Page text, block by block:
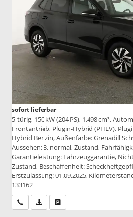
sofort lieferbar
5-türig, 150 kW (204 PS), 1.498 cm³,
Frontantrieb, Plugin-Hybrid (PHEV),
Hybrid Benzin, Außenfarbe: Grenadill
Aussehen: 3, normal, Zustand,
Garantieleistung: Fahrzeuggarantie,
Zustand, Beschaffenheit:
Erstzulassung: 01.09.2025,
133162
Wir rufen Sie anPDF-Datei, Fahrzeugexposé